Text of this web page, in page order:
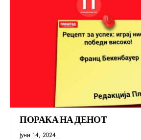
ПОРАКА НА ДЕНОТ
јуни 14, 2024